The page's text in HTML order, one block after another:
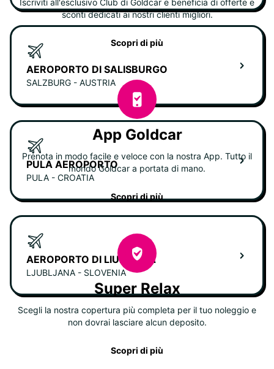
AEROPORTO DI SALISBURGO
SALZBURG - AUSTRIA
PULA AEROPORTO
PULA - CROATIA
AEROPORTO DI LIUBLIANA
LJUBLJANA - SLOVENIA
Iscriviti all'esclusivo Club di Goldcar e beneficia di offerte e
sconti dedicati ai nostri clienti migliori.
Scopri di più
App Goldcar
Prenota in modo facile e veloce con la nostra App. Tutto il
mondo Goldcar a portata di mano.
Scopri di più
Super Relax
Scegli la nostra copertura più completa per il tuo noleggio e
non dovrai lasciare alcun deposito.
Scopri di più